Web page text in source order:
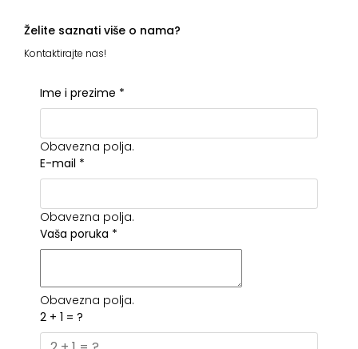
Želite saznati više o nama?
Kontaktirajte nas!
Ime i prezime *
Obavezna polja.
E-mail *
Obavezna polja.
Vaša poruka *
Obavezna polja.
2 + 1 = ?